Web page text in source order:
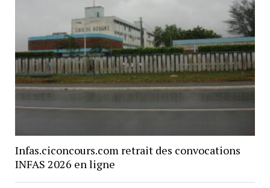
Infas.ciconcours.com retrait des convocations
INFAS 2026 en ligne